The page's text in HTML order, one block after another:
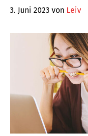
3. Juni 2023 von Leiv